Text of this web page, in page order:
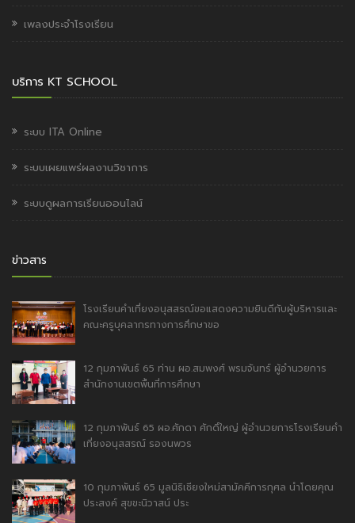
เพลงประจำโรงเรียน
บริการ KT SCHOOL
ระบบ ITA Online
ระบบเผยแพร่ผลงานวิชาการ
ระบบดูผลการเรียนออนไลน์
ข่าวสาร
โรงเรียนคำเที่ยงอนุสสรณ์ขอแสดงความยินดีกับผู้บริหารและ
คณะครูบุคลากรทางการศึกษาขอ
12 กุมภาพันธ์ 65 ท่าน ผอ.สมพงศ์ พรมจันทร์ ผู้อำนวยการ
สำนักงานเขตพื้นที่การศึกษา
12 กุมภาพันธ์ 65 ผอ.ศักดา ศักดิ์ใหญ่ ผู้อำนวยการโรงเรียนคำ
เที่ยงอนุสสรณ์ รองนพวร
10 กุมภาพันธ์ 65 มูลนิธิเชียงใหม่สามัคคีการกุศล นำโดยคุณ
ประสงค์ สุขขะนิวาสน์ ประ